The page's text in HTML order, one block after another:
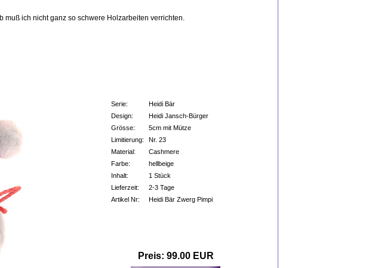
muß ich nicht ganz so schwere Holzarbeiten verrichten.
Serie:
Heidi Bär
Design:
Heidi Jansch-Bürger
Grösse:
5cm mit Mütze
Limitierung:
Nr. 23
Material:
Cashmere
Farbe:
hellbeige
Inhalt:
1 Stück
Lieferzeit:
2-3 Tage
Artikel Nr:
Heidi Bär Zwerg Pimpi
Preis: 99.00 EUR